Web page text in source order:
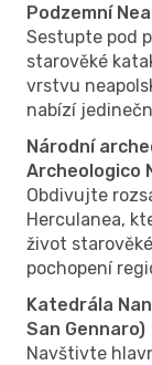
Podzemní
Sestupte pod
starověké
vrstvu
nabízí
Národní
Archeologico
Obdivujte
Herculanea,
život
pochopení
Katedrála
San Gennaro)
Navštivte